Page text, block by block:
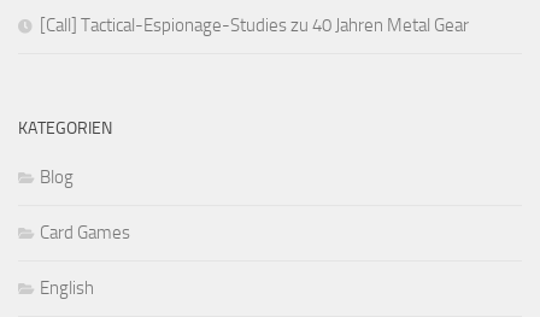
[Call] Tactical-Espionage-Studies zu 40 Jahren Metal Gear
KATEGORIEN
Blog
Card Games
English